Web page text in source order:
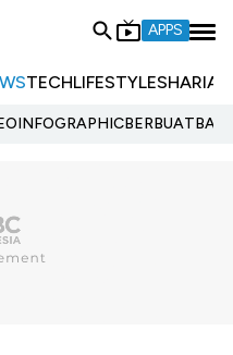
APPS
TECHLIFESTYLESHARIA
INFOGRAPHIC